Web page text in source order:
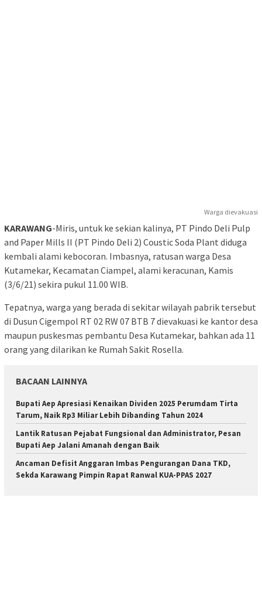
Warga dievakuasi
KARAWANG-Miris, untuk ke sekian kalinya, PT Pindo Deli Pulp
and Paper Mills II (PT Pindo Deli 2) Coustic Soda Plant diduga
kembali alami kebocoran. Imbasnya, ratusan warga Desa
Kutamekar, Kecamatan Ciampel, alami keracunan, Kamis
(3/6/21) sekira pukul 11.00 WIB.
Tepatnya, warga yang berada di sekitar wilayah pabrik tersebut
di Dusun Cigempol RT 02 RW 07 BTB 7 dievakuasi ke kantor desa
maupun puskesmas pembantu Desa Kutamekar, bahkan ada 11
orang yang dilarikan ke Rumah Sakit Rosella.
BACAAN LAINNYA
Bupati Aep Apresiasi Kenaikan Dividen 2025 Perumdam Tirta
Tarum, Naik Rp3 Miliar Lebih Dibanding Tahun 2024
Lantik Ratusan Pejabat Fungsional dan Administrator, Pesan
Bupati Aep Jalani Amanah dengan Baik
Ancaman Defisit Anggaran Imbas Pengurangan Dana TKD,
Sekda Karawang Pimpin Rapat Ranwal KUA-PPAS 2027